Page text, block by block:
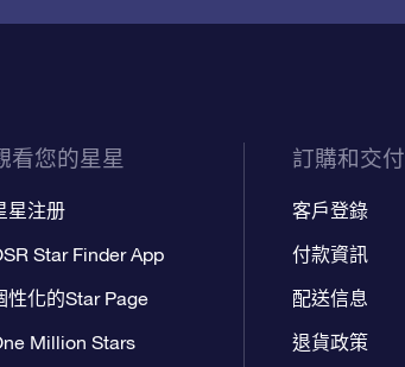
看您的星星
星注册
Star Finder App
性化的Star Page
Million Stars
訂購和交付
客戶登錄
付款資訊
配送信息
退貨政策